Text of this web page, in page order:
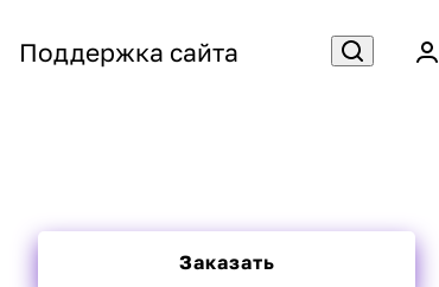
Поддержка сайта
Заказать